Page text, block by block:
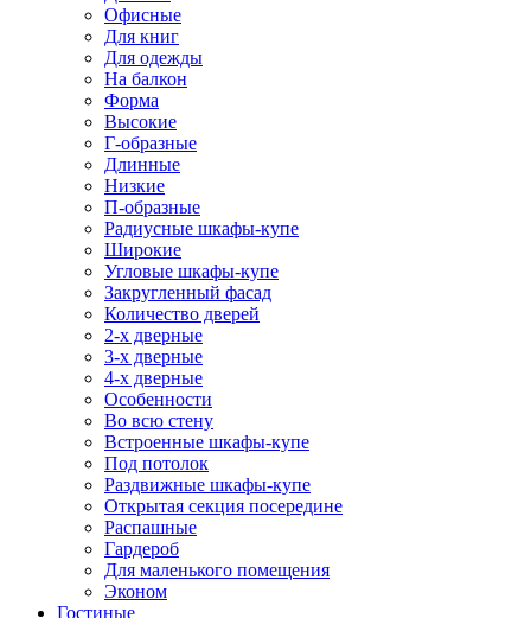
Офисные
Для книг
Для одежды
На балкон
Форма
Высокие
Г-образные
Длинные
Низкие
П-образные
Радиусные шкафы-купе
Широкие
Угловые шкафы-купе
Закругленный фасад
Количество дверей
2-х дверные
3-х дверные
4-х дверные
Особенности
Во всю стену
Встроенные шкафы-купе
Под потолок
Раздвижные шкафы-купе
Открытая секция посередине
Распашные
Гардероб
Для маленького помещения
Эконом
Гостиные